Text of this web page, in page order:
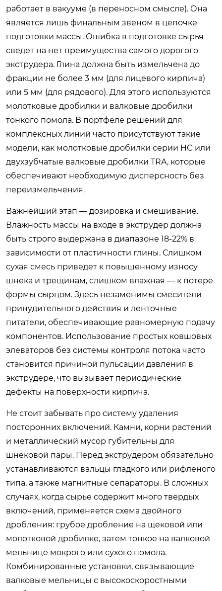
работает в вакууме (в переносном смысле). Она
является лишь финальным звеном в цепочке
подготовки массы. Ошибка в подготовке сырья
сведет на нет преимущества самого дорогого
экструдера. Глина должна быть измельчена до
фракции не более 3 мм (для лицевого кирпича)
или 5 мм (для рядового). Для этого используются
молотковые дробилки и валковые дробилки
тонкого помола. В портфеле решений для
комплексных линий часто присутствуют такие
модели, как молотковые дробилки серии HC или
двухзубчатые валковые дробилки TRA, которые
обеспечивают необходимую дисперсность без
переизмельчения.
Важнейший этап — дозировка и смешивание.
Влажность массы на входе в экструдер должна
быть строго выдержана в диапазоне 18-22% в
зависимости от пластичности глины. Слишком
сухая смесь приведет к повышенному износу
шнека и трещинам, слишком влажная — к потере
формы сырцом. Здесь незаменимы смесители
принудительного действия и ленточные
питатели, обеспечивающие равномерную подачу
компонентов. Использование простых ковшовых
элеваторов без системы контроля потока часто
становится причиной пульсации давления в
экструдере, что вызывает периодические
дефекты на поверхности кирпича.
Не стоит забывать про систему удаления
посторонних включений. Камни, корни растений
и металлический мусор губительны для
шнековой пары. Перед экструдером обязательно
устанавливаются вальцы гладкого или рифленого
типа, а также магнитные сепараторы. В сложных
случаях, когда сырье содержит много твердых
включений, применяется схема двойного
дробления: грубое дробление на щековой или
молотковой дробилке, затем тонкое на валковой
мельнице мокрого или сухого помола.
Комбинированные установки, связывающие
валковые мельницы с высокоскоростными